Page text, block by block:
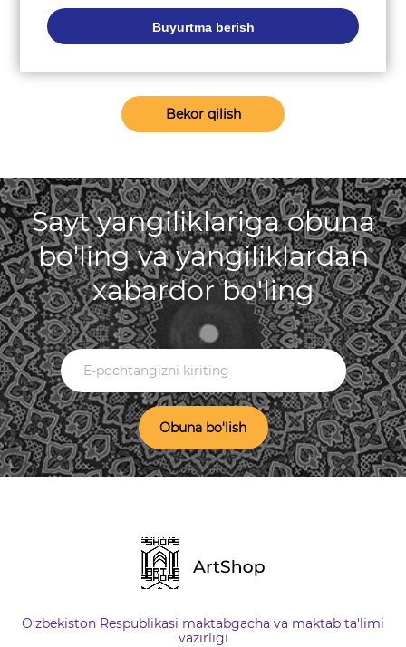
Buyurtma berish
Bekor qilish
Sayt yangiliklariga obuna
bo'ling va yangiliklardan
xabardor bo'ling
Obuna bo'lish
O‘zbekiston Respublikasi maktabgacha va maktab ta'limi
vazirligi